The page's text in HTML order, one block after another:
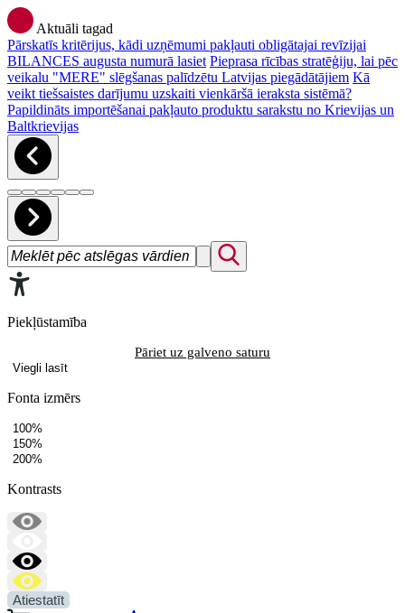
Aktuāli tagad
Pārskatīs kritērijus, kādi uzņēmumi pakļauti obligātajai revīzijai
BILANCES augusta numurā lasiet Pieprasa rīcības stratēģiju, lai pēc
veikalu "MERE" slēgšanas palīdzētu Latvijas piegādātājiem Kā
veikt tiešsaistes darījumu uzskaiti vienkāršā ieraksta sistēmā?
Papildināts importēšanai pakļauto produktu sarakstu no Krievijas un
Baltkrievijas
Piekļūstamība
Pāriet uz galveno saturu
Viegli lasīt
Fonta izmērs
100%
150%
200%
Kontrasts
Atiestatīt